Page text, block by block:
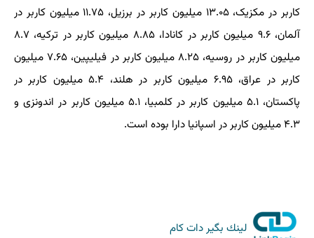
کاربر در مکزیک، ۱۳.۰۵ میلیون کاربر در برزیل، ۱۱.۷۵ میلیون کاربر در
آلمان، ۹.۶ میلیون کاربر در کانادا، ۸.۸۵ میلیون کاربر در ترکیه، ۸.۷
میلیون کاربر در روسیه، ۸.۲۵ میلیون کاربر در فیلیپین، ۷.۶۵ میلیون
کاربر در عراق، ۶.۹۵ میلیون کاربر در هلند، ۵.۴ میلیون کاربر در
پاکستان، ۵.۱ میلیون کاربر در کلمبیا، ۵.۱ میلیون کاربر در اندونزی و
۴.۳ میلیون کاربر در اسپانیا دارا بوده است.
لینك بگیر دات كام